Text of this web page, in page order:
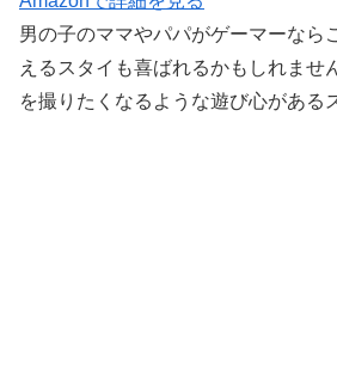
男の子のママやパパがゲーマーなら
えるスタイも喜ばれるかもしれませ
を撮りたくなるような遊び心がある